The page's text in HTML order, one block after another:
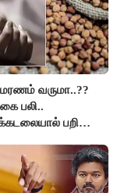
மரணம் வருமா..??
பலி..
பறிபோன